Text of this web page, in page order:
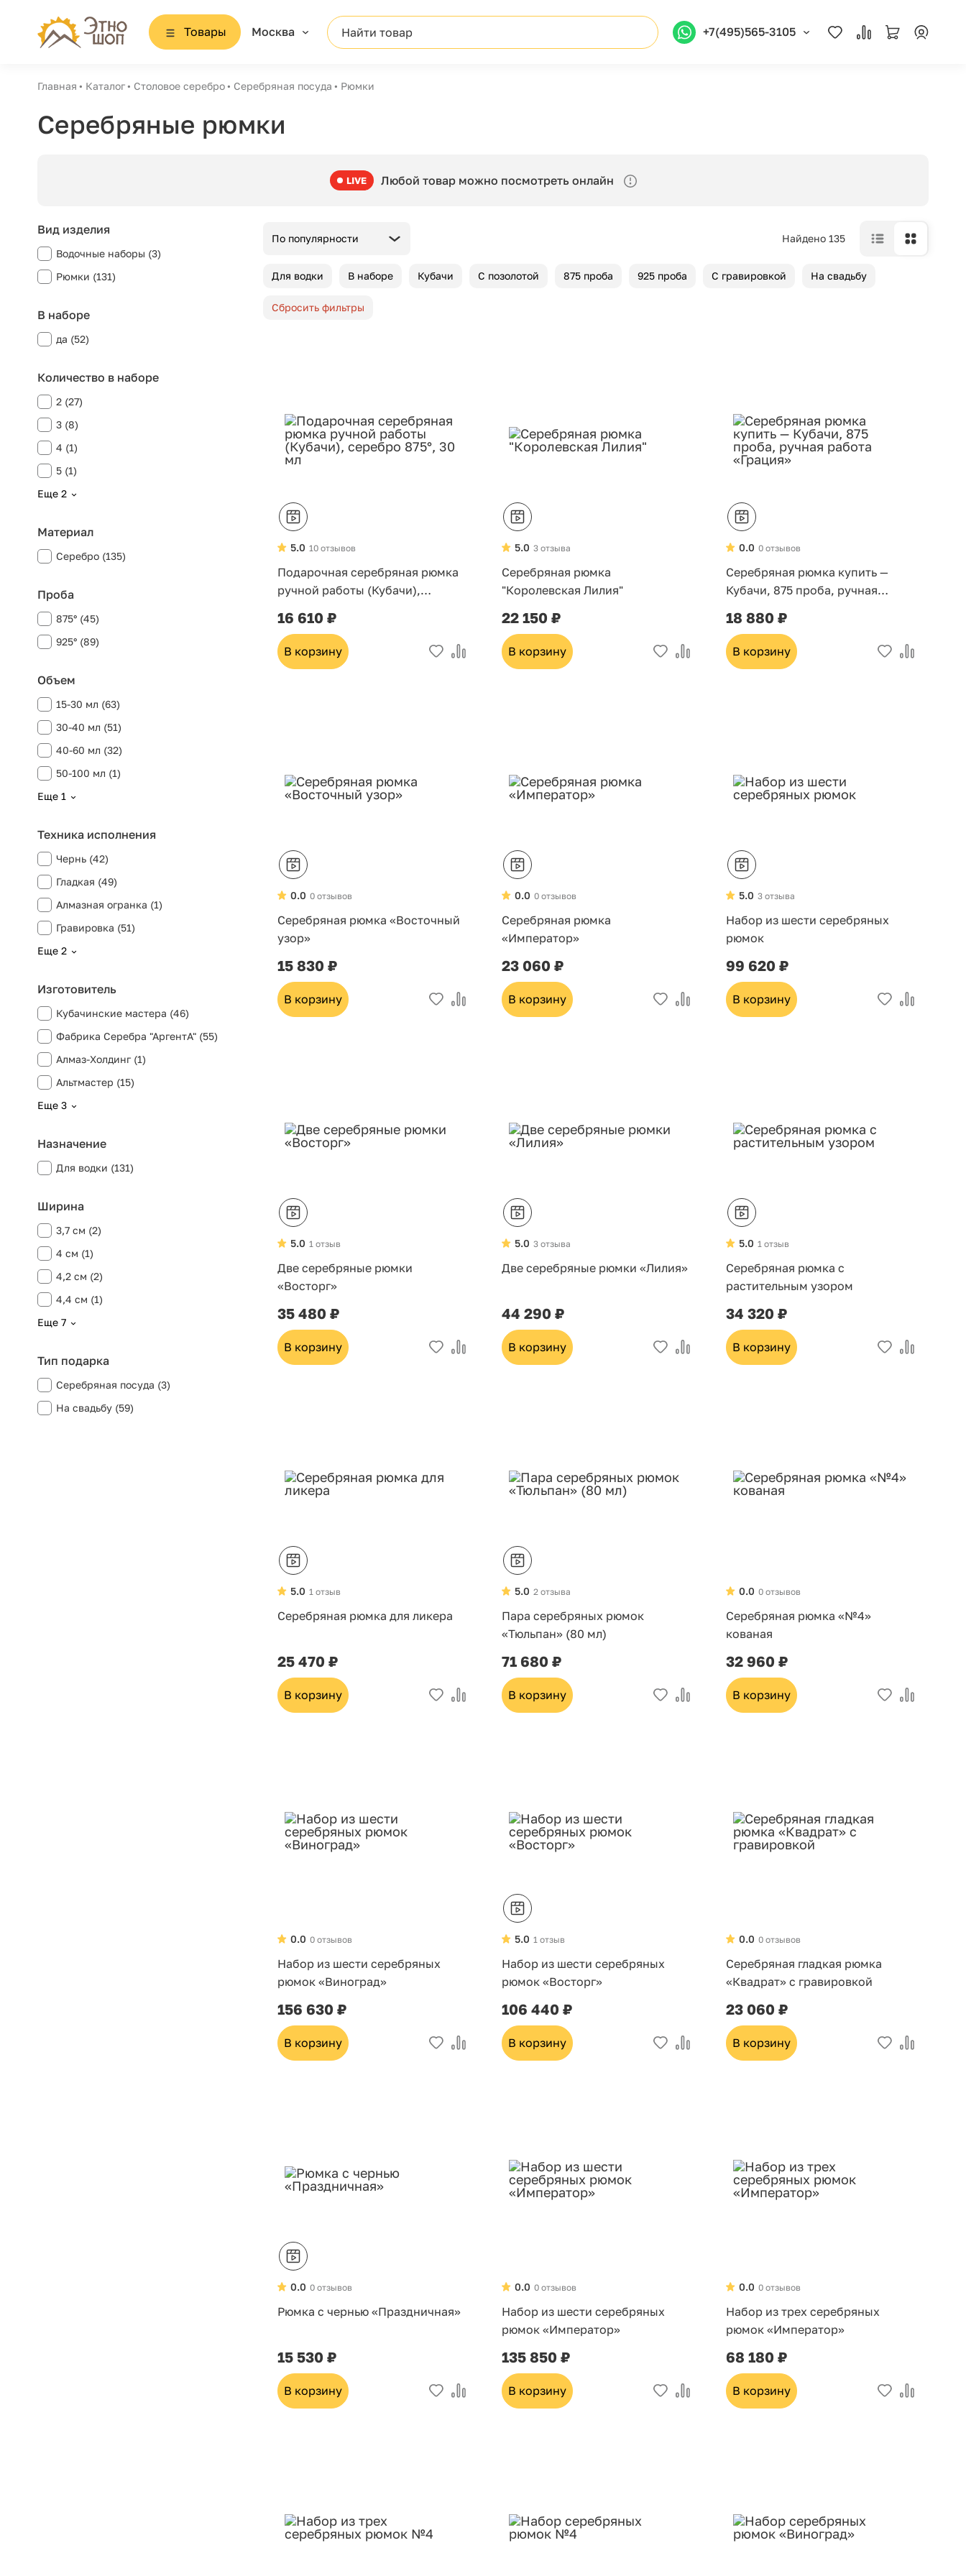
Товары Москва Найти товар +7(495)565-3105
Главная Каталог Столовое серебро Серебряная посуда Рюмки
Серебряные рюмки
LIVE Любой товар можно посмотреть онлайн
Вид изделия
Водочные наборы (3)
Рюмки (131)
В наборе
да (52)
Количество в наборе
2 (27)
3 (8)
4 (1)
5 (1)
Еще 2
Материал
Серебро (135)
Проба
875° (45)
925° (89)
Объем
15-30 мл (63)
30-40 мл (51)
40-60 мл (32)
50-100 мл (1)
Еще 1
Техника исполнения
Чернь (42)
Гладкая (49)
Алмазная огранка (1)
Гравировка (51)
Еще 2
Изготовитель
Кубачинские мастера (46)
Фабрика Серебра "АргентА" (55)
Алмаз-Холдинг (1)
Альтмастер (15)
Еще 3
Назначение
Для водки (131)
Ширина
3,7 см (2)
4 см (1)
4,2 см (2)
4,4 см (1)
Еще 7
Тип подарка
Серебряная посуда (3)
На свадьбу (59)
По популярности Найдено 135
Для водки В наборе Кубачи С позолотой 875 проба 925 проба С гравировкой На свадьбу
Сбросить фильтры
10 отзывов
5.0
Подарочная серебряная рюмка
ручной работы (Кубачи),
16 610 ₽
В корзину
3 отзыва
5.0
Серебряная рюмка
"Королевская Лилия"
22 150 ₽
В корзину
0 отзывов
0.0
Серебряная рюмка купить —
Кубачи, 875 проба, ручная
18 880 ₽
В корзину
0 отзывов
0.0
Серебряная рюмка «Восточный
узор»
15 830 ₽
В корзину
0 отзывов
0.0
Серебряная рюмка
«Император»
23 060 ₽
В корзину
3 отзыва
5.0
Набор из шести серебряных
рюмок
99 620 ₽
В корзину
1 отзыв
5.0
Две серебряные рюмки
«Восторг»
35 480 ₽
В корзину
3 отзыва
5.0
Две серебряные рюмки «Лилия»
44 290 ₽
В корзину
1 отзыв
5.0
Серебряная рюмка с
растительным узором
34 320 ₽
В корзину
1 отзыв
5.0
Серебряная рюмка для ликера
25 470 ₽
В корзину
2 отзыва
5.0
Пара серебряных рюмок
«Тюльпан» (80 мл)
71 680 ₽
В корзину
0 отзывов
0.0
Серебряная рюмка «№4»
кованая
32 960 ₽
В корзину
0 отзывов
0.0
Набор из шести серебряных
рюмок «Виноград»
156 630 ₽
В корзину
1 отзыв
5.0
Набор из шести серебряных
рюмок «Восторг»
106 440 ₽
В корзину
0 отзывов
0.0
Серебряная гладкая рюмка
«Квадрат» с гравировкой
23 060 ₽
В корзину
0 отзывов
0.0
Рюмка с чернью «Праздничная»
15 530 ₽
В корзину
0 отзывов
0.0
Набор из шести серебряных
рюмок «Император»
135 850 ₽
В корзину
0 отзывов
0.0
Набор из трех серебряных
рюмок «Император»
68 180 ₽
В корзину